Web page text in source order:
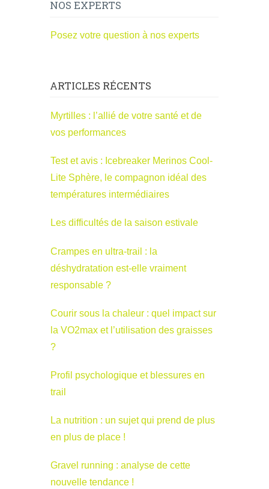
NOS EXPERTS
Posez votre question à nos experts
ARTICLES RÉCENTS
Myrtilles : l’allié de votre santé et de
vos performances
Test et avis : Icebreaker Merinos Cool-
Lite Sphère, le compagnon idéal des
températures intermédiaires
Les difficultés de la saison estivale
Crampes en ultra-trail : la
déshydratation est-elle vraiment
responsable ?
Courir sous la chaleur : quel impact sur
la VO2max et l’utilisation des graisses
?
Profil psychologique et blessures en
trail
La nutrition : un sujet qui prend de plus
en plus de place !
Gravel running : analyse de cette
nouvelle tendance !